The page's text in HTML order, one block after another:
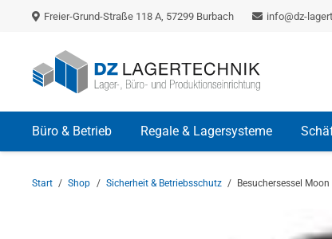
Freier-Grund-Straße 118 A, 57299 Burbach info@dz-
Büro & Betrieb Regale & Lagersysteme
Start / Shop / Sicherheit & Betriebsschutz / Besuchersessel